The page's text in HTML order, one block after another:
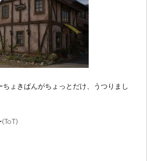
ちょきぱんがちょっとだけ、うつりまし